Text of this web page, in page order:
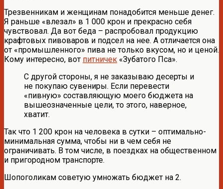
Трезвенникам и женщинам понадобится меньше денег.
Я раньше «влезал» в 1 000 крон и прекрасно себя
чувствовал. Да вот беда – распробовал продукцию
крафтовых пивоваров и подсел на нее. А отличается она
от «промышленного» пива не только вкусом, но и ценой.
Кому интересно, вот питничек «Зубатого Пса».
С другой стороны, я не заказываю десерты и
не покупаю сувениры. Если перевести
«пивную» составляющую моего бюджета на
вышеозначенные цели, то этого, наверное,
хватит.
Так что 1 200 крон на человека в сутки – оптимально-
минимальная сумма, чтобы ни в чем себя не
ограничивать. В том числе, в поездках на общественном
и пригородном транспорте.
Шопоголикам советую умножать бюджет на 2.